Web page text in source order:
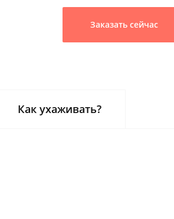
Заказать сейчас
Как ухаживать?